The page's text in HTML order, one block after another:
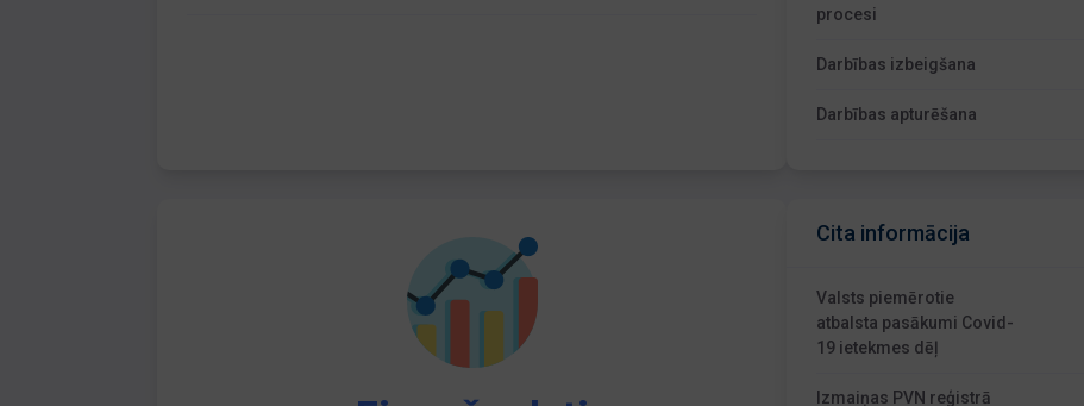
procesi
Darbības izbeigšana
Darbības apturēšana
Cita informācija
Valsts piemērotie
atbalsta pasākumi Covid-
19 ietekmes dēļ
Izmaiņas PVN reģistrā